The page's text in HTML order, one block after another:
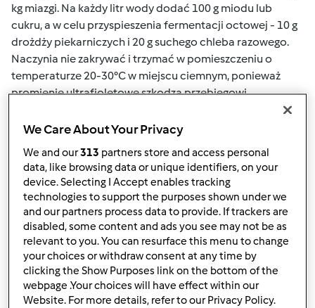
kg miazgi. Na każdy litr wody dodać 100 g miodu lub
cukru, a w celu przyspieszenia fermentacji octowej - 10 g
drożdży piekarniczych i 20 g suchego chleba razowego.
Naczynia nie zakrywać i trzymać w pomieszczeniu o
temperaturze 20-30°C w miejscu ciemnym, ponieważ
promienie ultrafioletowe szkodzą przebiegowi
mieszać drewnianą łyżką, po 10 dniach zlać wszystko do
przecedzić ponownie do naczynia z szerokim otworem.
Na każdy litr soku można dodać 50-100 g miodu lub
cukru. Dobrze wymieszać. W celu przeprowadzenia
drugiego stadium fermentacji, należy zakryć naczynie
gazą i trzymać je w ciepłym miejscu. Fermentacja jest
zakończona, kiedy płyn uspokoi się i przybierze jasny
kolor. W zależności od jakości soku ocet jabłkowy będzie
gotowy do użytku po upływie 40-60 dni. Ocet przelać do
butelek filtrując płyn przez lejek wyłożony gazą. Butelki
We Care About Your Privacy
We and our313 partners store and access personal
data, like browsing data or unique identifiers, on your
device. Selecting I Accept enables tracking
technologies to support the purposes shown under we
and our partners process data to provide. If trackers are
disabled, some content and ads you see may not be as
relevant to you. You can resurface this menu to change
your choices or withdraw consent at any time by
clicking the Show Purposes link on the bottom of the
webpage .Your choices will have effect within our
Website. For more details, refer to our Privacy Policy.